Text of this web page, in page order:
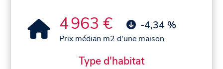
4 963 € -4,34 %
Prix médian m2 d'une maison
Type d'habitat